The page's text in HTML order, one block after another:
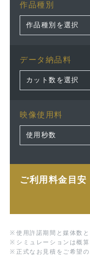
作品種別
データ納品料
映像使用料
ご利用料金目安
※ 使用許諾期間と媒体数
※ シミュレーションは概
※ 正式なお見積をご希望